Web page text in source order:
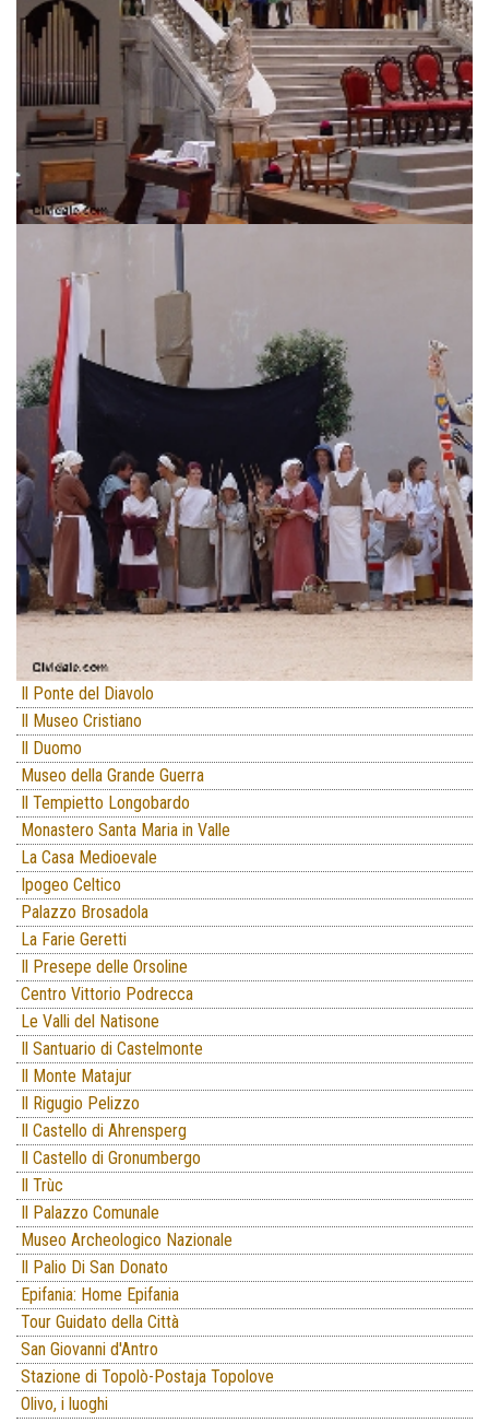
Il Ponte del Diavolo
Il Museo Cristiano
Il Duomo
Museo della Grande Guerra
Il Tempietto Longobardo
Monastero Santa Maria in Valle
La Casa Medioevale
Ipogeo Celtico
Palazzo Brosadola
La Farie Geretti
Il Presepe delle Orsoline
Centro Vittorio Podrecca
Le Valli del Natisone
Il Santuario di Castelmonte
Il Monte Matajur
Il Rigugio Pelizzo
Il Castello di Ahrensperg
Il Castello di Gronumbergo
Il Trùc
Il Palazzo Comunale
Museo Archeologico Nazionale
Il Palio Di San Donato
Epifania: Home Epifania
Tour Guidato della Città
San Giovanni d'Antro
Stazione di Topolò-Postaja Topolove
Olivo, i luoghi